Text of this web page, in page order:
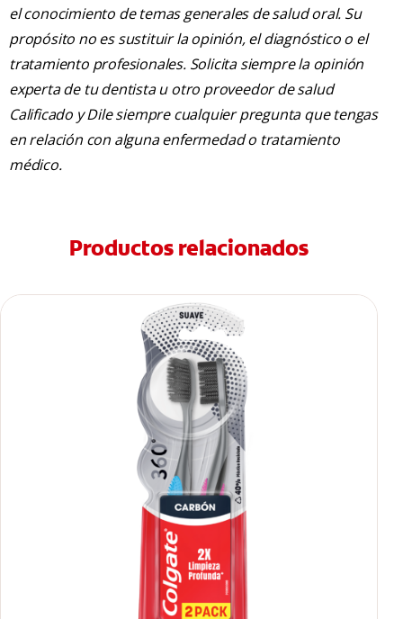
el conocimiento de temas generales de salud oral. Su
propósito no es sustituir la opinión, el diagnóstico o el
tratamiento profesionales. Solicita siempre la opinión
experta de tu dentista u otro proveedor de salud
Calificado y Dile siempre cualquier pregunta que tengas
en relación con alguna enfermedad o tratamiento
médico.
Productos relacionados